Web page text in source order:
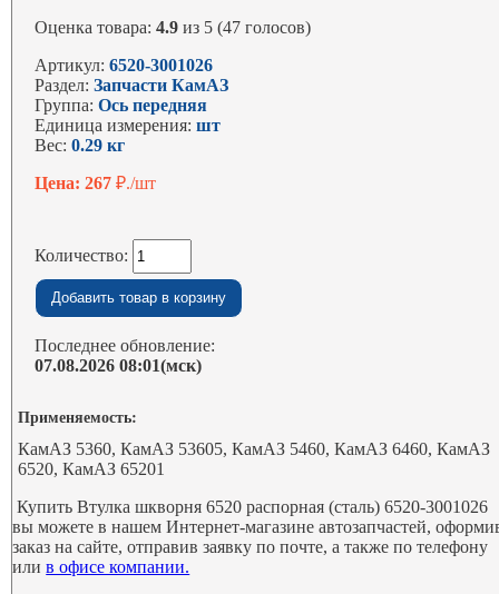
Оценка товара:4.9 из 5 (47 голосов)
Артикул:6520-3001026
Раздел:Запчасти КамАЗ
Группа:Ось передняя
Единица измерения:шт
Вес:0.29 кг
Цена: 267₽./шт
Количество:
Последнее обновление:
07.08.2026 08:01(мск)
Применяемость:
КамАЗ 5360, КамАЗ 53605, КамАЗ 5460, КамАЗ 6460, КамАЗ
6520, КамАЗ 65201
Купить Втулка шкворня 6520 распорная (сталь) 6520-3001026
вы можете в нашем Интернет-магазине автозапчастей,
заказ на сайте, отправив заявку по почте, а также по телефону
илив офисе компании.